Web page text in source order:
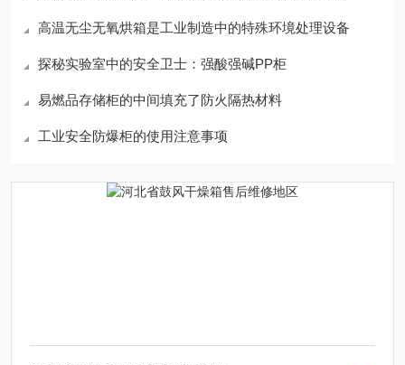
高温无尘无氧烘箱是工业制造中的特殊环境处理设备
探秘实验室中的安全卫士：强酸强碱PP柜
易燃品存储柜的中间填充了防火隔热材料
工业安全防爆柜的使用注意事项